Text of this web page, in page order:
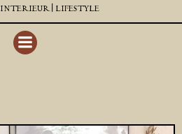
INTERIEUR | LIFESTYLE